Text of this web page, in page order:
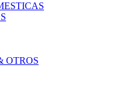
OTROS